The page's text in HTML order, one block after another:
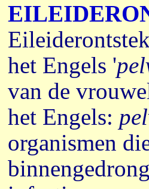
het Engels '
van de
het Engels:
organismen